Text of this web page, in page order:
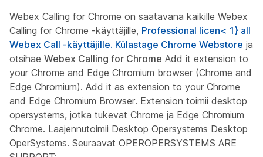
Webex Calling for Chrome on saatavana kaikille Webex
Calling for Chrome -käyttäjille, Professional licen< 1} all
Webex Call -käyttäjille. Külastage Chrome Webstore ja
otsihae Webex Calling for Chrome Add it extension to
your Chrome and Edge Chromium browser (Chrome and
Edge Chromium). Add it as extension to your Chrome
and Edge Chromium Browser. Extension toimii desktop
opersystems, jotka tukevat Chrome ja Edge Chromium
Chrome. Laajennutoimii Desktop Opersystems Desktop
OperSystems. Seuraavat OPEROPERSYSTEMS ARE